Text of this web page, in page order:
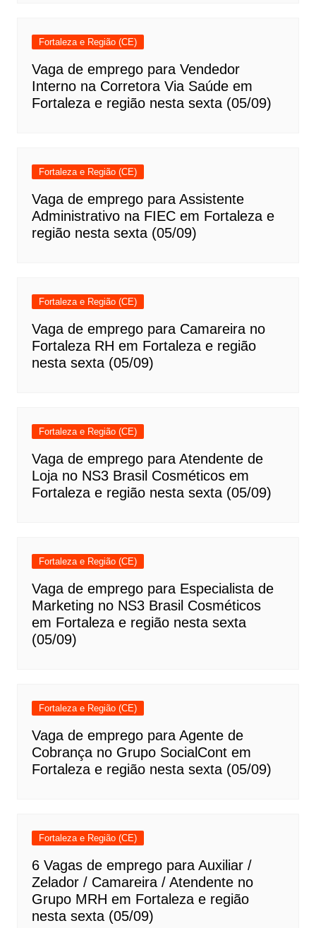
Fortaleza e Região (CE)
Vaga de emprego para Vendedor
Interno na Corretora Via Saúde em
Fortaleza e região nesta sexta (05/09)
Fortaleza e Região (CE)
Vaga de emprego para Assistente
Administrativo na FIEC em Fortaleza e
região nesta sexta (05/09)
Fortaleza e Região (CE)
Vaga de emprego para Camareira no
Fortaleza RH em Fortaleza e região
nesta sexta (05/09)
Fortaleza e Região (CE)
Vaga de emprego para Atendente de
Loja no NS3 Brasil Cosméticos em
Fortaleza e região nesta sexta (05/09)
Fortaleza e Região (CE)
Vaga de emprego para Especialista de
Marketing no NS3 Brasil Cosméticos
em Fortaleza e região nesta sexta
(05/09)
Fortaleza e Região (CE)
Vaga de emprego para Agente de
Cobrança no Grupo SocialCont em
Fortaleza e região nesta sexta (05/09)
Fortaleza e Região (CE)
6 Vagas de emprego para Auxiliar /
Zelador / Camareira / Atendente no
Grupo MRH em Fortaleza e região
nesta sexta (05/09)